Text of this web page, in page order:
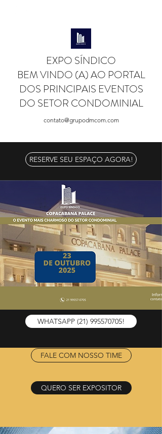
EXPO SÍNDICO
BEM VINDO (A) AO PORTAL
DOS PRINCIPAIS EVENTOS
DO SETOR CONDOMINIAL
contato@grupodmcom.com
RESERVE SEU ESPAÇO AGORA!
WHATSAPP (21) 995570705!
FALE COM NOSSO TIME
QUERO SER EXPOSITOR